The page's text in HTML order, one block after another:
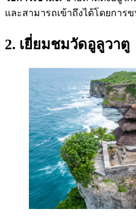
และสามารถเข้าถึงได้โดยการ
2. เยี่ยมชมวัดอูลูวาตู